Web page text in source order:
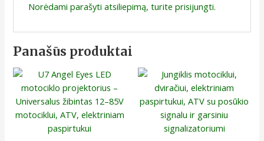
Norėdami parašyti atsiliepimą, turite prisijungti.
Panašūs produktai